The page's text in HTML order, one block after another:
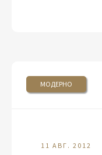
МОДЕРНО
11 АВГ. 2012